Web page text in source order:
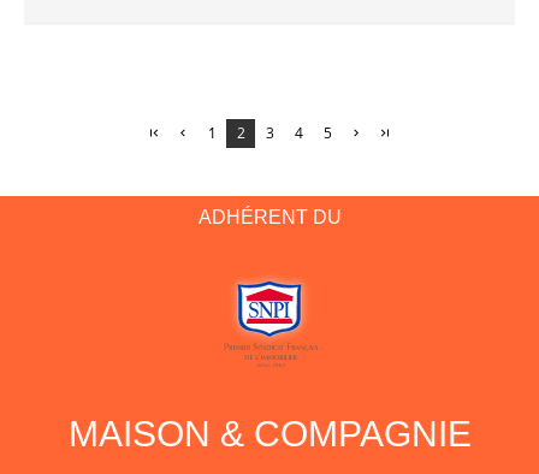
1 2 3 4 5
ADHÉRENT DU
MAISON & COMPAGNIE